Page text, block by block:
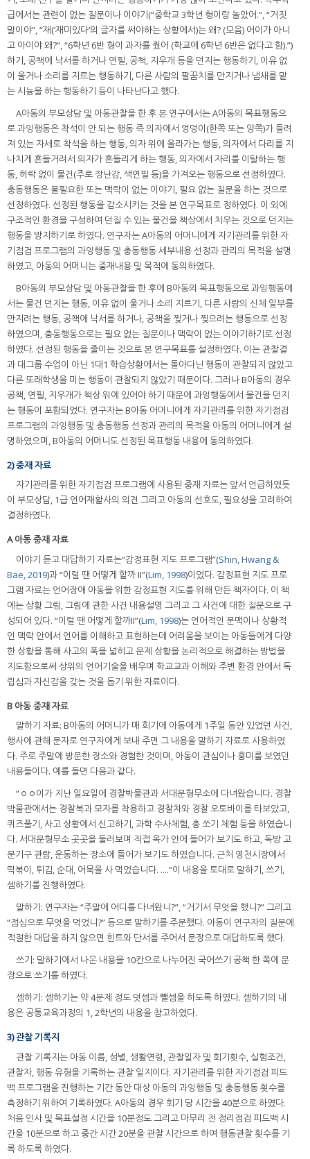
급에서는 관련이 없는 질문이나 이야기(“중학교 3학년 형이랑 놀았어.”, “거짓
말이야”, “재(‘재미있다’의 글자를 써야하는 상황에서)는 왜? (모음) 어이가 아니
고 아이야 왜?”, “6학년 6반 형이 과자를 줬어 (학교에 6학년 6반은 없다고 함).”)
하기, 공책에 낙서를 하거나 연필, 공책, 지우개 등을 던지는 행동하기, 이유 없
이 울거나 소리를 지르는 행동하기, 다른 사람의 팔꿈치를 만지거나 냄새를 맡
는 시늉을 하는 행동하기 등이 나타난다고 했다.
A아동의 부모상담 및 아동관찰을 한 후 본 연구에서는 A아동의 목표행동으
로 과잉행동은 착석이 안 되는 행동 즉 의자에서 엉덩이(한쪽 또는 양쪽)가 들려
져 있는 자세로 착석을 하는 행동, 의자 위에 올라가는 행동, 의자에서 다리를 지
나치게 흔들거려서 의자가 흔들리게 하는 행동, 의자에서 자리를 이탈하는 행
동, 허락 없이 물건(주로 장난감, 색연필 등)을 가져오는 행동으로 선정하였다.
충동행동은 불필요한 또는 맥락이 없는 이야기, 필요 없는 질문을 하는 것으로
선정하였다. 선정된 행동을 감소시키는 것을 본 연구목표로 정하였다. 이 외에
구조적인 환경을 구성하여 던질 수 있는 물건을 책상에서 치우는 것으로 던지는
행동을 방지하기로 하였다. 연구자는 A아동의 어머니에게 자기관리를 위한 자
기점검 프로그램의 과잉행동 및 충동행동 세부내용 선정과 관리의 목적을 설명
하였고, 아동의 어머니는 중재내용 및 목적에 동의하였다.
B아동의 부모상담 및 아동관찰을 한 후에 B아동의 목표행동으로 과잉행동에
서는 물건 던지는 행동, 이유 없이 울거나 소리 지르기, 다른 사람의 신체 일부를
만지려는 행동, 공책에 낙서를 하거나, 공책을 찢거나 찢으려는 행동으로 선정
하였으며, 충동행동으로는 필요 없는 질문이나 맥락이 없는 이야기하기로 선정
하였다. 선정된 행동을 줄이는 것으로 본 연구목표를 설정하였다. 이는 관찰결
과 대그룹 수업이 아닌 1대1 학습상황에서는 돌아다닌 행동이 관찰되지 않았고
다른 또래학생을 미는 행동이 관찰되지 않았기 때문이다. 그러나 B아동의 경우
공책, 연필, 지우개가 책상 위에 있어야 하기 때문에 과잉행동에서 물건을 던지
는 행동이 포함되었다. 연구자는 B아동 어머니에게 자기관리를 위한 자기점검
프로그램의 과잉행동 및 충동행동 선정과 관리의 목적을 아동의 어머니에게 설
명하였으며, B아동의 어머니도 선정된 목표행동 내용에 동의하였다.
2) 중재 자료
자기관리를 위한 자기점검 프로그램에 사용된 중재 자료는 앞서 언급하였듯
이 부모상담, 1급 언어재활사의 의견 그리고 아동의 선호도, 필요성을 고려하여
결정하였다.
A 아동 중재 자료
이야기 듣고 대답하기 자료는“감정표현 지도 프로그램”(Shin, Hwang &
Bae, 2019)과 “이럴 땐 어떻게 할까 II”(Lim, 1998)이었다. 감정표현 지도 프로
그램 자료는 언어장애 아동을 위한 감정표현 지도를 위해 만든 책자이다. 이 책
에는 상황 그림, 그림에 관한 사건 내용설명 그리고 그 사건에 대한 질문으로 구
성되어 있다. “이럴 땐 어떻게 할까II”(Lim, 1998)는 언어적인 문맥이나 상황적
인 맥락 안에서 언어를 이해하고 표현하는데 어려움을 보이는 아동들에게 다양
한 상황을 통해 사고의 폭을 넓히고 문제 상황을 논리적으로 해결하는 방법을
지도함으로써 상위의 언어기술을 배우며 학교교과 이해와 주변 환경 안에서 독
립심과 자신감을 갖는 것을 돕기 위한 자료이다.
B 아동 중재 자료
말하기 자료: B아동의 어머니가 매 회기에 아동에게 1주일 동안 있었던 사건,
행사에 관해 문자로 연구자에게 보내 주면 그 내용을 말하기 자료로 사용하였
다. 주로 주말에 방문한 장소와 경험한 것이며, 아동이 관심이나 흥미를 보였던
내용들이다. 예를 들면 다음과 같다.
“ㅇㅇ이가 지난 일요일에 경찰박물관과 서대문형무소에 다녀왔습니다. 경찰
박물관에서는 경찰복과 모자를 착용하고 경찰차와 경찰 오토바이를 타보았고,
퀴즈풀기, 사고 상황에서 신고하기, 과학 수사체험, 총 쏘기 체험 등을 하였습니
다. 서대문형무소 곳곳을 둘러보며 직접 옥가 안에 들어가 보기도 하고, 독방 고
문기구 관람, 운동하는 장소에 들어가 보기도 하였습니다. 근처 영천시장에서
떡볶이, 튀김, 순대, 어묵을 사 먹었습니다. ....”이 내용을 토대로 말하기, 쓰기,
셈하기를 진행하였다.
말하기: 연구자는 “주말에 어디를 다녀왔니?”, “거기서 무엇을 했니?” 그리고
“점심으로 무엇을 먹었니?” 등으로 말하기를 주문했다. 아동이 연구자의 질문에
적절한 대답을 하지 않으면 힌트와 단서를 주어서 문장으로 대답하도록 했다.
쓰기: 말하기에서 나온 내용을 10칸으로 나누어진 국어쓰기 공책 한 쪽에 문
장으로 쓰기를 하였다.
셈하기: 셈하기는 약 4문제 정도 덧셈과 뺄셈을 하도록 하였다. 셈하기의 내
용은 공통교육과정의 1, 2학년의 내용을 참고하였다.
3) 관찰 기록지
관찰 기록지는 아동 이름, 성별, 생활연령, 관찰일자 및 회기횟수, 실험조건,
관찰자, 행동 유형을 기록하는 관찰 일지이다. 자기관리를 위한 자기점검 피드
백 프로그램을 진행하는 기간 동안 대상 아동의 과잉행동 및 충동행동 횟수를
측정하기 위하여 기록하였다. A아동의 경우 회기 당 시간을 40분으로 하였다.
처음 인사 및 목표설정 시간을 10분정도 그리고 마무리 전 정리점검 피드백 시
간을 10분으로 하고 중간 시간 20분을 관찰 시간으로 하여 행동관찰 횟수를 기
록 하도록 하였다.